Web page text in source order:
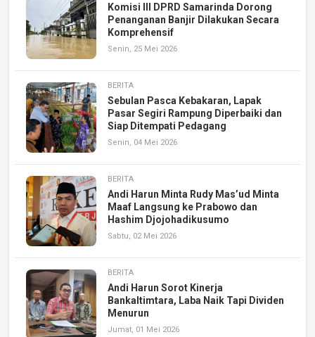
Komisi III DPRD Samarinda Dorong
Penanganan Banjir Dilakukan Secara
Komprehensif
Senin, 25 Mei 2026
BERITA
Sebulan Pasca Kebakaran, Lapak
Pasar Segiri Rampung Diperbaiki dan
Siap Ditempati Pedagang
Senin, 04 Mei 2026
BERITA
Andi Harun Minta Rudy Mas’ud Minta
Maaf Langsung ke Prabowo dan
Hashim Djojohadikusumo
Sabtu, 02 Mei 2026
BERITA
Andi Harun Sorot Kinerja
Bankaltimtara, Laba Naik Tapi Dividen
Menurun
Jumat, 01 Mei 2026